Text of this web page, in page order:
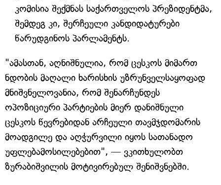
კომისია შექმნას საქართველოს პრეზიდენტმა,
შემდეგ კი, შერჩეული კანდიდატურები
წარუდგინოს პარლამენტს.
"ამასთან, აღნიშნულია, რომ ცესკოს მიმართ
ნდობის მაღალი ხარისხის უზრუნველსაყოფად
მნიშვნელოვანია, რომ შენარჩუნდეს
ოპოზიციური პარტიების მიერ დანიშნული
ცესკოს წევრებიდან არჩეული თავმჯდომარის
მოადგილე და აღჭურვილი იყოს სათანადო
უფლებამოსილებებით", — ვკითხულობთ
ზურაბიშვილის მოტივირებულ შენიშვნებში.